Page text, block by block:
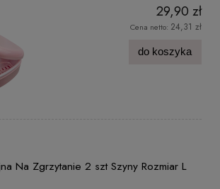
29,90 zł
Cena netto: 24,31 zł
do koszyka
Na Zgrzytanie 2 szt Szyny Rozmiar L